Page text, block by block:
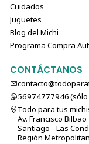
Cuidados
Juguetes
Blog del Michi
Programa Compra
CONTÁCTANOS
56974777946
Todo para tus
Av. Francisco
Santiago - Las
Región